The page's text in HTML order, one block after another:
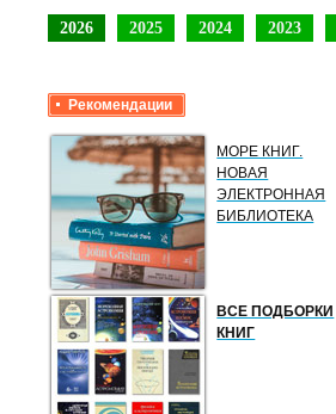
2026 2025 2024 2023
Рекомендации
МОРЕ КНИГ.
НОВАЯ
ЭЛЕКТРОННАЯ
БИБЛИОТЕКА
ВСЕ ПОДБОРКИ
КНИГ